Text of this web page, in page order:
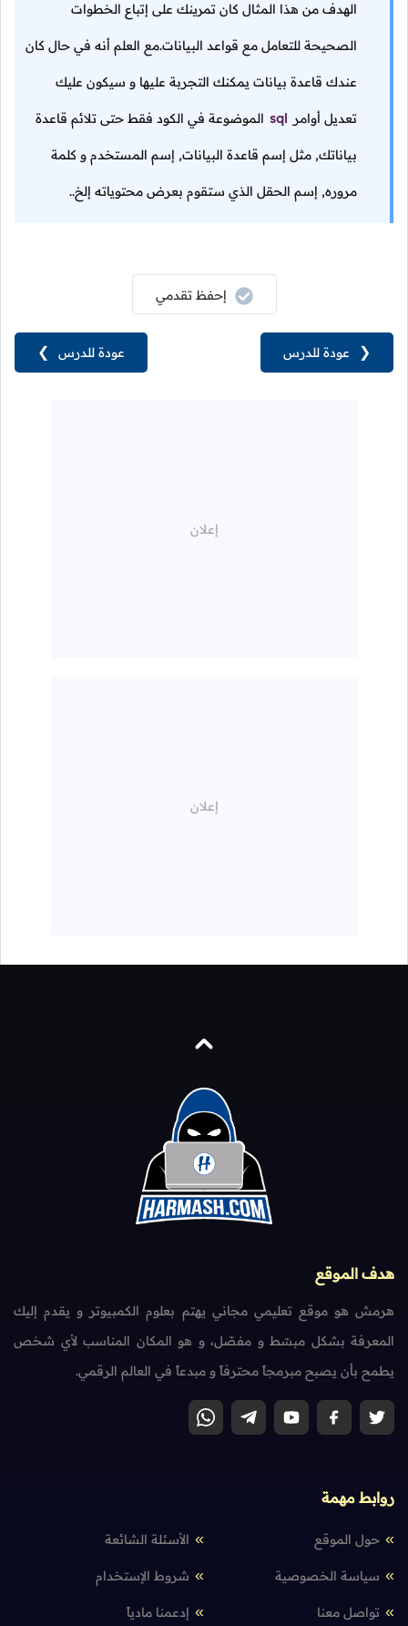
الهدف من هذا المثال كان تمرينك على إتباع الخطوات
الصحيحة للتعامل مع قواعد البيانات.مع العلم أنه في حال كان
عندك قاعدة بيانات يمكنك التجربة عليها و سيكون عليك
تعديل أوامر sql الموضوعة في الكود فقط حتى تلائم قاعدة
بياناتك, مثل إسم قاعدة البيانات, إسم المستخدم و كلمة
مروره, إسم الحقل الذي ستقوم بعرض محتوياته إلخ..
عودة للدرس ❯
إحفظ تقدمي
❮ عودة للدرس
هدف الموقع
هرمش هو موقع تعليمي مجاني يهتم بعلوم الكمبيوتر و يقدم إليك
المعرفة بشكل مبسّط و مفصّل، و هو المكان المناسب لأي شخص
يطمح بأن يصبح مبرمجاً محترفاً و مبدعاً في العالم الرقمي.
روابط مهمة
حول الموقع الأسئلة الشائعة
سياسة الخصوصية شروط الإستخدام
تواصل معنا إدعمنا مادياً